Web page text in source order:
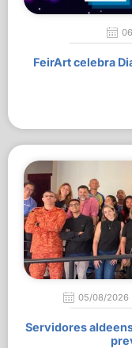
FeirArt celebra
05/08/2026
Servidores